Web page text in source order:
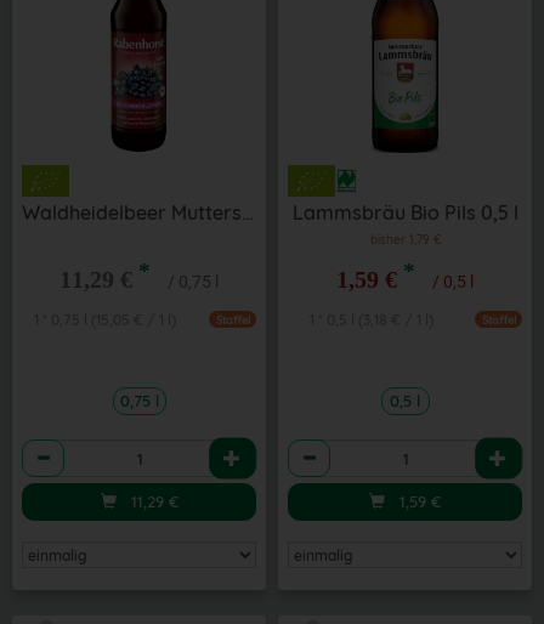
Waldheidelbeer Muttersaft 0,75 l
11,29 € * / 0,75 l
Staffel
0,75 l
Anzahl
11,29 €
Lammsbräu Bio Pils 0,5 l
bisher 1,79 €
1,59 € * / 0,5 l
Staffel
0,5 l
Anzahl
1,59 €